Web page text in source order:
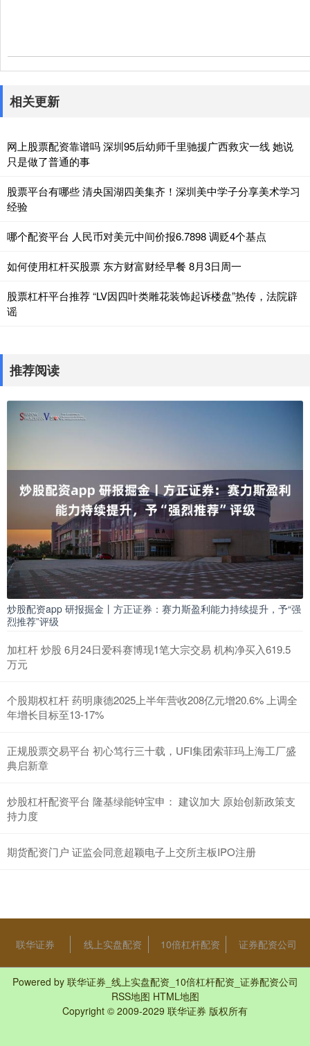
相关更新
网上股票配资靠谱吗 深圳95后幼师千里驰援广西救灾一线 她说
只是做了普通的事
股票平台有哪些 清央国湖四美集齐！深圳美中学子分享美术学习
经验
哪个配资平台 人民币对美元中间价报6.7898 调贬4个基点
如何使用杠杆买股票 东方财富财经早餐 8月3日周一
股票杠杆平台推荐 “LV因四叶类雕花装饰起诉楼盘”热传，法院辟
谣
推荐阅读
炒股配资app 研报掘金丨方正证券：赛力斯盈利能力持续提升，予“强
烈推荐”评级
加杠杆 炒股 6月24日爱科赛博现1笔大宗交易 机构净买入619.5
万元
个股期权杠杆 药明康德2025上半年营收208亿元增20.6% 上调全
年增长目标至13-17%
正规股票交易平台 初心笃行三十载，UFI集团索菲玛上海工厂盛
典启新章
炒股杠杆配资平台 隆基绿能钟宝申： 建议加大 原始创新政策支
持力度
期货配资门户 证监会同意超颖电子上交所主板IPO注册
联华证券 线上实盘配资 10倍杠杆配资 证券配资公司
Powered by 联华证券_线上实盘配资_10倍杠杆配资_证券配资公司
RSS地图 HTML地图
Copyright © 2009-2029 联华证券 版权所有